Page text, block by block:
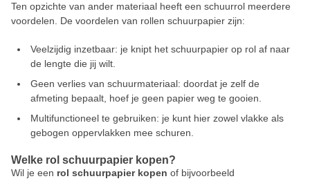
Ten opzichte van ander materiaal heeft een schuurrol meerdere
voordelen. De voordelen van rollen schuurpapier zijn:
Veelzijdig inzetbaar: je knipt het schuurpapier op rol af naar
de lengte die jij wilt.
Geen verlies van schuurmateriaal: doordat je zelf de
afmeting bepaalt, hoef je geen papier weg te gooien.
Multifunctioneel te gebruiken: je kunt hier zowel vlakke als
gebogen oppervlakken mee schuren.
Welke rol schuurpapier kopen?
Wil je een rol schuurpapier kopen of bijvoorbeeld